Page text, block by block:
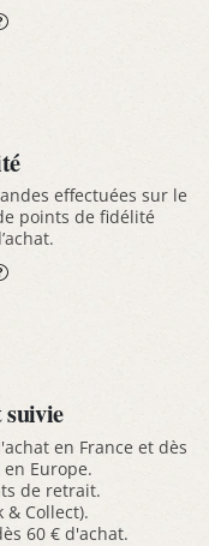
effectuées sur le
points de fidélité
en France et dès
Europe.
de retrait.
& Collect).
60 € d'achat.